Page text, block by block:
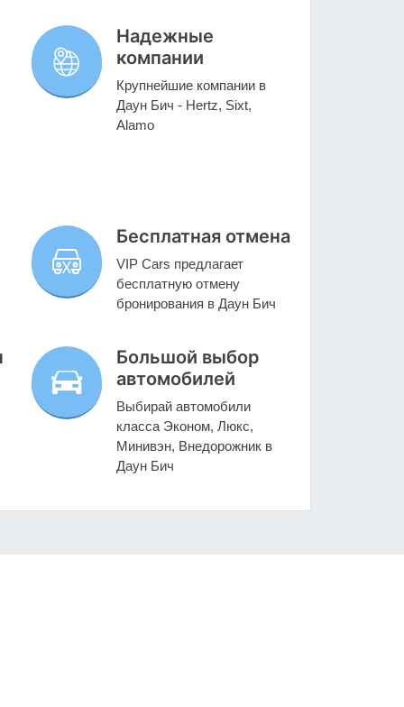
Надежные
компании
Крупнейшие компании в
Даун Бич - Hertz, Sixt,
Alamo
Бесплатная отмена
VIP Cars предлагает
бесплатную отмену
бронирования в Даун Бич
Большой выбор
автомобилей
Выбирай автомобили
класса Эконом, Люкс,
Минивэн, Внедорожник в
Даун Бич